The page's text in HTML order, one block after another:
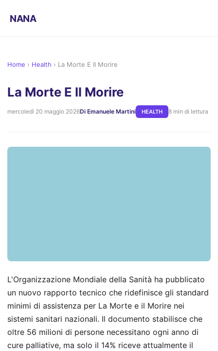
NANA
Home › Health › La Morte E Il Morire
La Morte E Il Morire
mercoledì 20 maggio 2026Di Emanuele Martini HEALTH 8 min di lettura
L'Organizzazione Mondiale della Sanità ha pubblicato
un nuovo rapporto tecnico che ridefinisce gli standard
minimi di assistenza per La Morte e il Morire nei
sistemi sanitari nazionali. Il documento stabilisce che
oltre 56 milioni di persone necessitano ogni anno di
cure palliative, ma solo il 14% riceve attualmente il